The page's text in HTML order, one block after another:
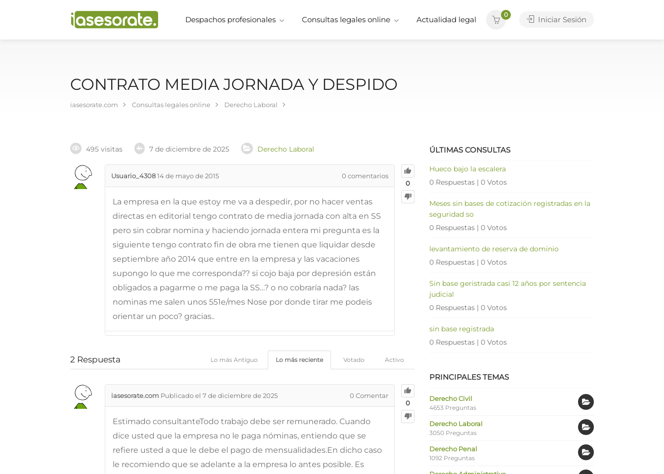
Despachos profesionales Consultas legales online Actualidad legal
0
Iniciar Sesión
CONTRATO MEDIA JORNADA Y DESPIDO
iasesorate.com Consultas legales online Derecho Laboral
495 visitas 7 de diciembre de 2025 Derecho Laboral
0
Usuario_430814 de mayo de 2015 0 comentarios
La empresa en la que estoy me va a despedir, por no hacer ventas
directas en editorial tengo contrato de media jornada con alta en SS
pero sin cobrar nomina y haciendo jornada entera mi pregunta es la
siguiente tengo contrato fin de obra me tienen que liquidar desde
septiembre año 2014 que entre en la empresa y las vacaciones
supongo lo que me corresponda?? si cojo baja por depresión están
obligados a pagarme o me paga la SS…? o no cobraría nada? las
nominas me salen unos 551e/mes Nose por donde tirar me podeis
orientar un poco? gracias..
2 Respuesta Activo
Votado
Lo más reciente
Lo más Antiguo
0
iasesorate.com Publicado el 7 de diciembre de 2025 0 Comentar
Estimado consultanteTodo trabajo debe ser remunerado. Cuando
dice usted que la empresa no le paga nóminas, entiendo que se
refiere usted a que le debe el pago de mensualidades.En dicho caso
le recomiendo que se adelante a la empresa lo antes posible. Es
ÚLTIMAS CONSULTAS
Hueco bajo la escalera
0 Respuestas | 0 Votos
Meses sin bases de cotización registradas en la
seguridad so
0 Respuestas | 0 Votos
levantamiento de reserva de dominio
0 Respuestas | 0 Votos
Sin base geristrada casi 12 años por sentencia
judicial
0 Respuestas | 0 Votos
sin base registrada
0 Respuestas | 0 Votos
PRINCIPALES TEMAS
Derecho Civil
4653 Preguntas
Derecho Laboral
3050 Preguntas
Derecho Penal
1092 Preguntas